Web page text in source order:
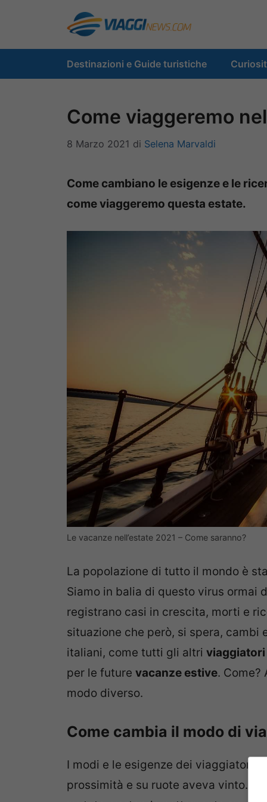
contenuto
Destinazioni e Guide turistiche
Come viaggeremo
8 Marzo 2021 di Selena Marvaldi
Come cambiano le esigenze e le
come viaggeremo questa estate.
Le vacanze nell’estate 2021 – Come saranno?
La popolazione di tutto il mondo è
Siamo in balia di questo virus ormai
registrano casi in crescita, morti e
situazione che però, si spera, cambi
italiani, come tutti gli altri viaggiatori
per le future vacanze estive. Come?
modo diverso.
Come cambia il modo di
I modi e le esigenze dei viaggiatori
prossimità e su ruote aveva vinto.